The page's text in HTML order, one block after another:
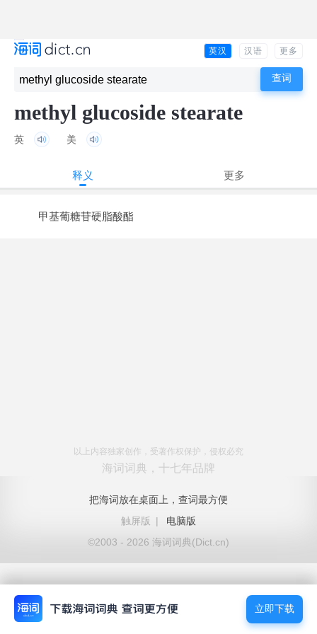
英汉 汉语 更多
methyl glucoside stearate
英 美
释义 更多
甲基葡糖苷硬脂酸酯
以上内容独家创作，受著作权保护，侵权必究
海词词典，十七年品牌
把海词放在桌面上，查词最方便
触屏版
|
电脑版
©2003 - 2026 海词词典(Dict.cn)
立即下载
立即下载